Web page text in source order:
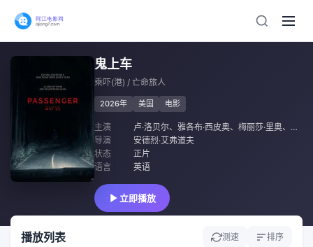
鬼上车
乘吓(港) / 亡命旅人
2026年 美国 电影
主演 卢·洛贝尔、 雅各布·西皮奥、 梅丽莎·里奥、 德薇
导演
安德烈·艾弗道夫
状态
正片
语言
英语
立即播放
播放列表 测速 排序